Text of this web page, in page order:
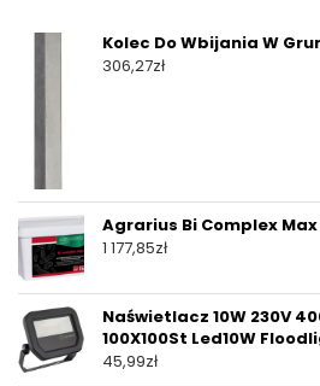
Kolec Do Wbijania W
306,27zł
Agrarius Bi Complex
1 177,85zł
Naświetlacz 10W 230V
100X100St Led10W
45,99zł